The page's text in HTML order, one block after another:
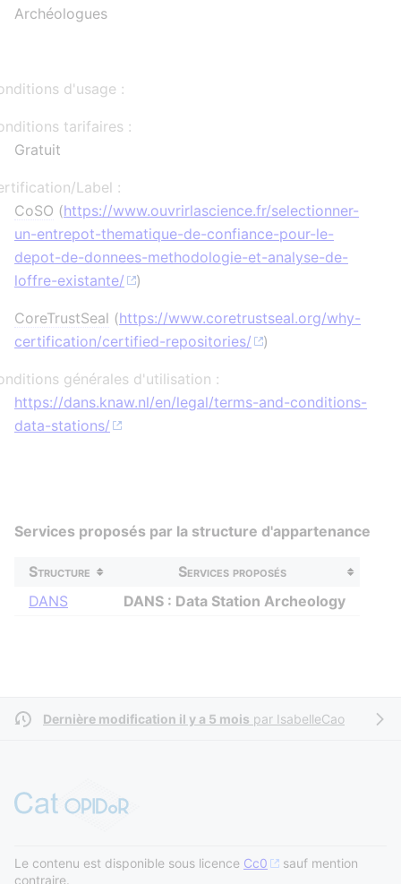
Archéologues
d'usage :
tarifaires :
Gratuit
Label :
CoSO (https://www.ouvrirlascience.fr/selectionner-
un-entrepot-thematique-de-confiance-pour-le-
depot-de-donnees-methodologie-et-analyse-de-
loffre-existante/
)
CoreTrustSeal (https://www.coretrustseal.org/why-
certification/certified-repositories/
)
générales d'utilisation :
https://dans.knaw.nl/en/legal/terms-and-conditions-
data-stations/
Services proposés par la structure d'appartenance
Structure
Services proposés
DANS
DANS : Data Station Archeology
Dernière modification il y a 5 mois par IsabelleCao
Le contenu est disponible sous licence Cc0
sauf mention
contraire.